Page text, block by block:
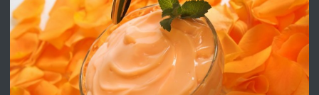
преди 3 дни
ПРЕДЛАГА
№4120 Магазин/Офис под наем в кв.
Любен Каравелов, Хасково-близо до
градската градина!